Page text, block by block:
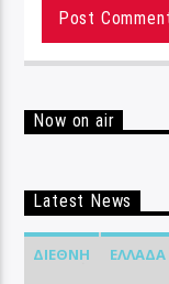
Now on air
Latest News
ΔΙΕΘΝΉ ΕΛΛΆΔΑ